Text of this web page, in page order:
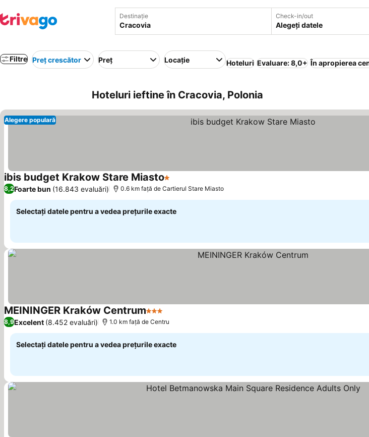
Destinație Check-in/out
Alegeți datele
Filtre Preț crescător Preț Locație Hoteluri Evaluare: 8,0+ În apropierea
Hoteluri ieftine în Cracovia, Polonia
Alegere populară
ibis budget Krakow Stare Miasto1 Stele
8,2Foarte bun (16.843 evaluări) 0.6 km faţă de Cartierul Stare Miasto
Selectați datele pentru a vedea prețurile exacte
MEININGER Kraków Centrum3 Stele
8,9Excelent (8.452 evaluări) 1.0 km faţă de Centru
Selectați datele pentru a vedea prețurile exacte